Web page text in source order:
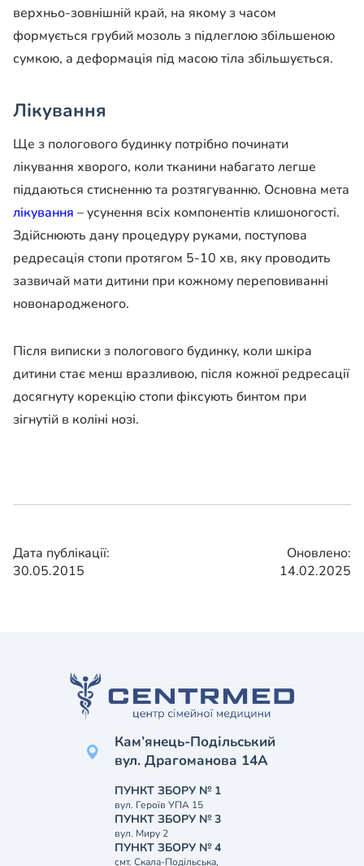
верхньо-зовнішній край, на якому з часом
формується грубий мозоль з підлеглою збільшеною
сумкою, а деформація під масою тіла збільшується.
Лікування
Ще з пологового будинку потрібно починати
лікування хворого, коли тканини набагато легше
піддаються стисненню та розтягуванню. Основна мета
лікування – усунення всіх компонентів клишоногості.
Здійснюють дану процедуру руками, поступова
редресація стопи протягом 5-10 хв, яку проводить
зазвичай мати дитини при кожному переповиванні
новонародженого.
Після виписки з пологового будинку, коли шкіра
дитини стає менш вразливою, після кожної редресації
досягнуту корекцію стопи фіксують бинтом при
зігнутій в коліні нозі.
Дата публікації:
30.05.2015
Оновлено:
14.02.2025
Кам’янець-Подільський
вул. Драгоманова 14А
ПУНКТ ЗБОРУ № 1
вул. Героїв УПА 15
ПУНКТ ЗБОРУ № 3
вул. Миру 2
ПУНКТ ЗБОРУ № 4
смт. Скала-Подільська,